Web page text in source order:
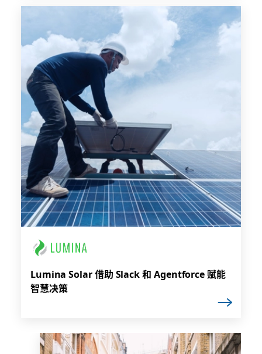
Lumina Solar 借助 Slack 和 Agentforce 赋能
智慧决策